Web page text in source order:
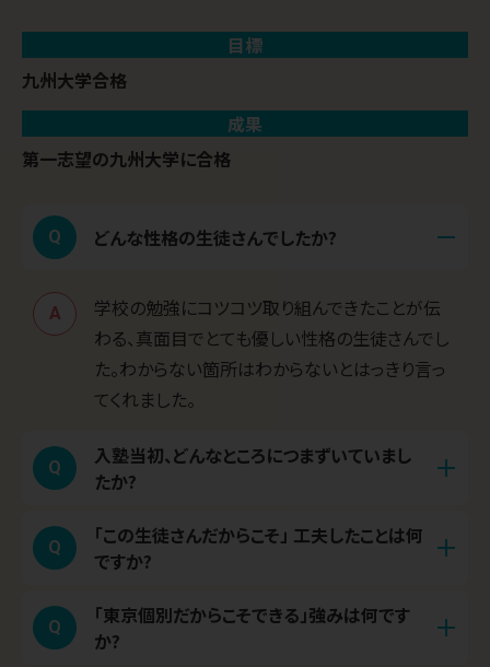
目標
九州大学合格
成果
第一志望の九州大学に合格
Q どんな性格の生徒さんでしたか?
A
学校の勉強にコツコツ取り組んできたことが伝
わる、真面目でとても優しい性格の生徒さんでし
た。わからない箇所はわからないとはっきり言っ
てくれました。
Q
入塾当初、どんなところにつまずいていまし
たか?
A
数学においては、基礎はしっかりとしていました
が、応用することが苦手だったり、規則性に気付く
ことが苦手なポイントでした。英語においては、英
作文を書く習慣があまりなく、些細な文法ミスが
Q
「この生徒さんだからこそ」 工夫したことは何
ですか?
A
九大数学を解くうえで、正確な計算力を鍛えるこ
とと、問題の流れや背景を意識できるようになる
Q
「東京個別だからこそできる」強みは何です
か?